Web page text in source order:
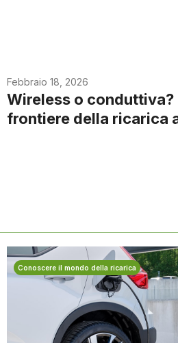
Febbraio 18, 2026
Wireless o conduttiva?
frontiere della ricarica
Conoscere il mondo della ricarica